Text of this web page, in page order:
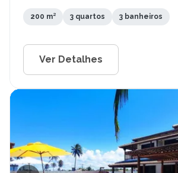
200 m² 3 quartos 3 banheiros
Ver Detalhes